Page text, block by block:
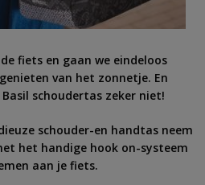
fiets en gaan we eindeloos
van het zonnetje. En
schoudertas zeker niet!
schouder-en handtas neem
het handige hook on-systeem
aan je fiets.